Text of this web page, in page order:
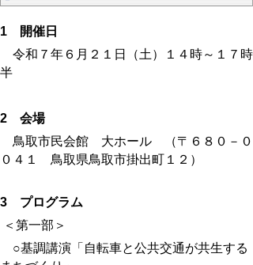
1 開催日
令和７年６月２１日（土）１４時～１７時
半
2 会場
鳥取市民会館 大ホール （〒６８０－０
０４１ 鳥取県鳥取市掛出町１２）
3 プログラム
＜第一部＞
○基調講演「自転車と公共交通が共生する